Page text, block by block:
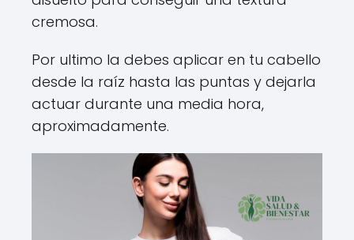
cremosa.
Por ultimo la debes aplicar en tu cabello
desde la raíz hasta las puntas y dejarla
actuar durante una media hora,
aproximadamente.